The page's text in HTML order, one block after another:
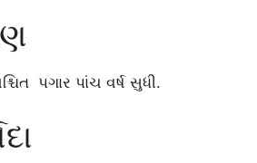
પગાર પાંચ વર્ષ સુધી.